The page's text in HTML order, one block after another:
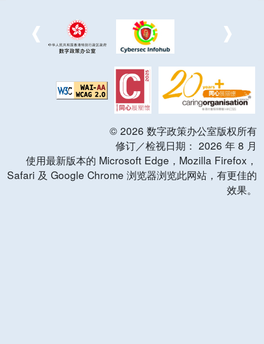
© 2026 数字政策办公室版权所有
修订／检视日期： 2026 年 8 月
使用最新版本的 Microsoft Edge，Mozilla Firefox，
Safari 及 Google Chrome 浏览器浏览此网站，有更佳的
效果。